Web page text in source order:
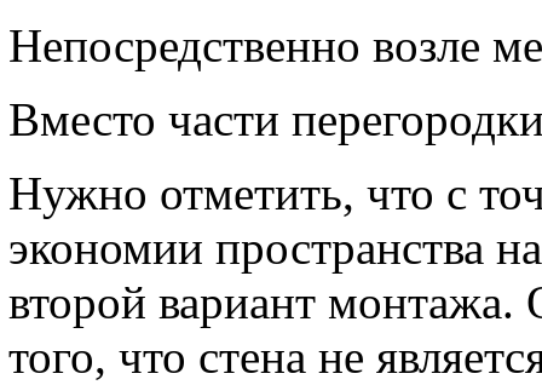
Непосредственно возле
Вместо части
Нужно отметить, что с
экономии пространства
второй вариант
того, что стена не